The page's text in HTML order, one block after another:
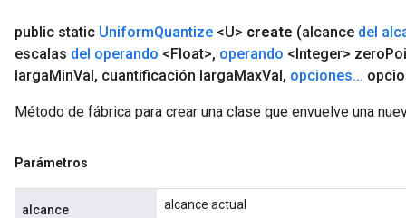
public static UniformQuantize <U> create (alcance del
escalas del operando <Float>, operando <Integer> zero
largaMinVal, cuantificación largaMaxVal, opciones...
Método de fábrica para crear una clase que envuelve una
Parámetros
alcance alcance actual